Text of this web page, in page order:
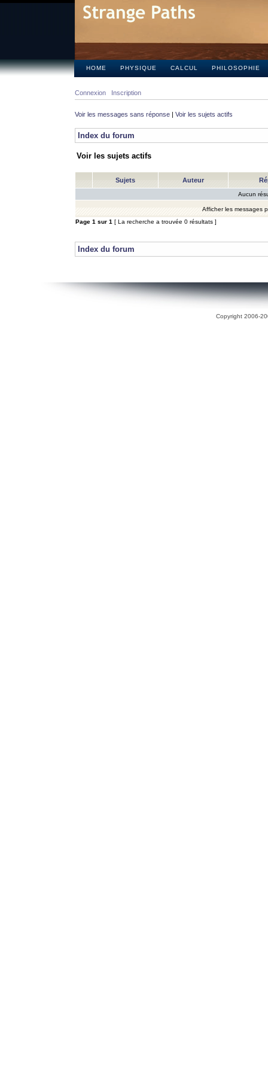
HOME PHYSIQUE CALCUL PHILOSOPHIE
Connexion Inscription
Voir les messages sans réponse | Voir les sujets actifs
Index du forum
Voir les sujets actifs
Sujets Auteur
Aucun
Afficher les messages
Page 1 sur 1 [ La recherche a trouvée 0 résultats ]
Index du forum
Copyright 2006-